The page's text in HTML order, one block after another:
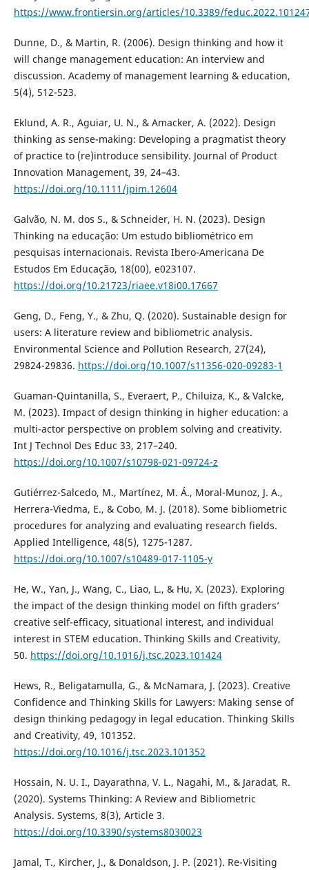
https://www.frontiersin.org/articles/10.3389/
Dunne, D., & Martin, R. (2006). Design thinking and how it
will change management education: An interview and
discussion. Academy of management learning & education,
5(4), 512-523.
Eklund, A. R., Aguiar, U. N., & Amacker, A. (2022). Design
thinking as sense-making: Developing a pragmatist theory
of practice to (re)introduce sensibility. Journal of Product
Innovation Management, 39, 24–43.
https://doi.org/10.1111/jpim.12604
Galvão, N. M. dos S., & Schneider, H. N. (2023). Design
Thinking na educação: Um estudo bibliométrico em
pesquisas internacionais. Revista Ibero-Americana De
Estudos Em Educação, 18(00), e023107.
https://doi.org/10.21723/riaee.v18i00.17667
Geng, D., Feng, Y., & Zhu, Q. (2020). Sustainable design for
users: A literature review and bibliometric analysis.
Environmental Science and Pollution Research, 27(24),
29824-29836. https://doi.org/10.1007/s11356-020-09283-1
Guaman-Quintanilla, S., Everaert, P., Chiluiza, K., & Valcke,
M. (2023). Impact of design thinking in higher education: a
multi-actor perspective on problem solving and creativity.
Int J Technol Des Educ 33, 217–240.
https://doi.org/10.1007/s10798-021-09724-z
Gutiérrez-Salcedo, M., Martínez, M. Á., Moral-Munoz, J. A.,
Herrera-Viedma, E., & Cobo, M. J. (2018). Some bibliometric
procedures for analyzing and evaluating research fields.
Applied Intelligence, 48(5), 1275-1287.
https://doi.org/10.1007/s10489-017-1105-y
He, W., Yan, J., Wang, C., Liao, L., & Hu, X. (2023). Exploring
the impact of the design thinking model on fifth graders’
creative self-efficacy, situational interest, and individual
interest in STEM education. Thinking Skills and Creativity,
50. https://doi.org/10.1016/j.tsc.2023.101424
Hews, R., Beligatamulla, G., & McNamara, J. (2023). Creative
Confidence and Thinking Skills for Lawyers: Making sense of
design thinking pedagogy in legal education. Thinking Skills
and Creativity, 49, 101352.
https://doi.org/10.1016/j.tsc.2023.101352
Hossain, N. U. I., Dayarathna, V. L., Nagahi, M., & Jaradat, R.
(2020). Systems Thinking: A Review and Bibliometric
Analysis. Systems, 8(3), Article 3.
https://doi.org/10.3390/systems8030023
Jamal, T., Kircher, J., & Donaldson, J. P. (2021). Re-Visiting